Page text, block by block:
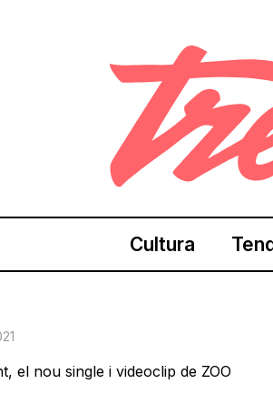
Cultura
el nou single i videoclip de ZOO